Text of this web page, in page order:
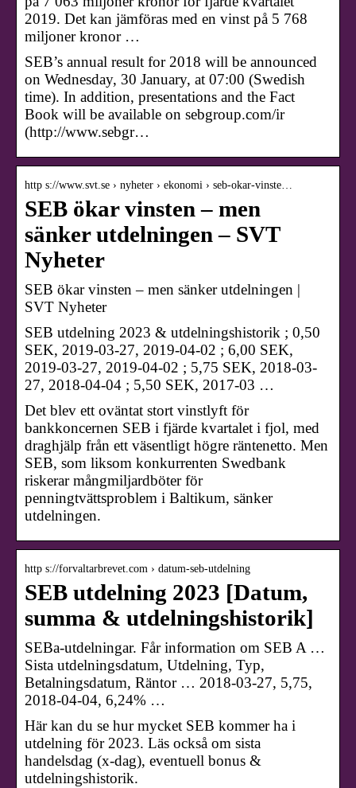
2019. Det kan jämföras med en vinst på 5 768
miljoner kronor …
SEB’s annual result for 2018 will be announced
on Wednesday, 30 January, at 07:00 (Swedish
time). In addition, presentations and the Fact
Book will be available on sebgroup.com/ir
(http://www.sebgr…
http s://www.svt.se › nyheter › ekonomi › seb-okar-vinste…
SEB ökar vinsten – men
sänker utdelningen – SVT
Nyheter
SEB ökar vinsten – men sänker utdelningen |
SVT Nyheter
SEB utdelning 2023 & utdelningshistorik ; 0,50
SEK, 2019-03-27, 2019-04-02 ; 6,00 SEK,
2019-03-27, 2019-04-02 ; 5,75 SEK, 2018-03-
27, 2018-04-04 ; 5,50 SEK, 2017-03 …
Det blev ett oväntat stort vinstlyft för
bankkoncernen SEB i fjärde kvartalet i fjol, med
draghjälp från ett väsentligt högre räntenetto. Men
SEB, som liksom konkurrenten Swedbank
riskerar mångmiljardböter för
penningtvättsproblem i Baltikum, sänker
utdelningen.
http s://forvaltarbrevet.com › datum-seb-utdelning
SEB utdelning 2023 [Datum,
summa & utdelningshistorik]
SEBa-utdelningar. Får information om SEB A …
Sista utdelningsdatum, Utdelning, Typ,
Betalningsdatum, Räntor … 2018-03-27, 5,75,
2018-04-04, 6,24% …
Här kan du se hur mycket SEB kommer ha i
utdelning för 2023. Läs också om sista
handelsdag (x-dag), eventuell bonus &
utdelningshistorik.